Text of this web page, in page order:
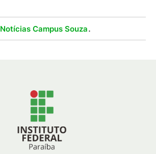
Notícias Campus Souza.